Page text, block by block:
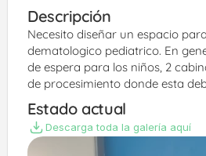
Descripción
Necesito diseñar un espacio
dematologico pediatrico. En
de espera para los niños, 2
de procesimiento donde esta
Estado actual
Descarga toda la galería aquí